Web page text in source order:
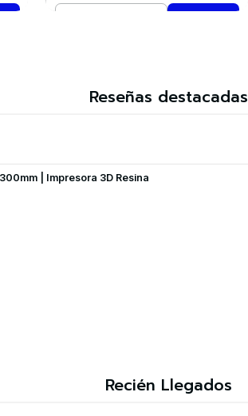
Reseñas destacadas
| Impresora 3D Resina
Recién Llegados